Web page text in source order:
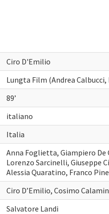
Ciro D'Emilio
Lungta Film (Andrea
89’
italiano
Italia
Anna Foglietta, Giampiero
Lorenzo Sarcinelli, Giuseppe
Alessia Quaratino, Franco
Ciro D’Emilio, Cosimo
Salvatore Landi